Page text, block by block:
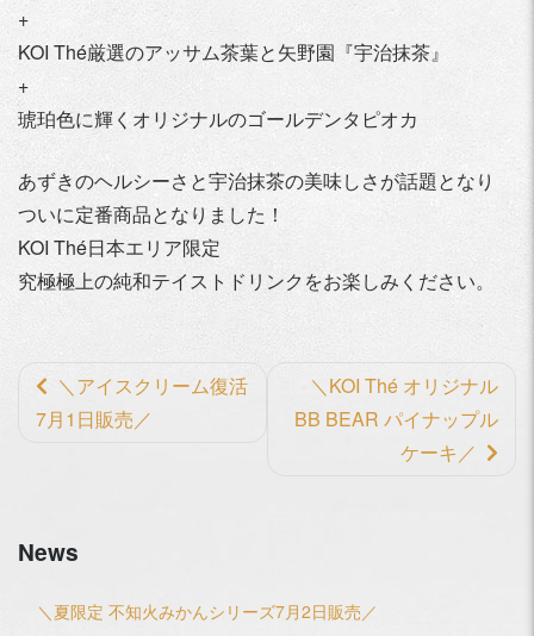
+
KOI Thé厳選のアッサム茶葉と矢野園『宇治抹茶』
+
琥珀色に輝くオリジナルのゴールデンタピオカ
あずきのヘルシーさと宇治抹茶の美味しさが話題となり
ついに定番商品となりました！
KOI Thé日本エリア限定
究極極上の純和テイストドリンクをお楽しみください。
前
後
へ
＼アイスクリーム復活
7月1日販売／
＼KOI Thé オリジナル
BB BEAR パイナップル
ケーキ／
News
＼夏限定 不知火みかんシリーズ7月2日販売／